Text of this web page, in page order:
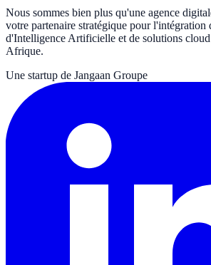
Nous sommes bien plus qu'une agence
votre partenaire stratégique pour l'intégration
d'Intelligence Artificielle et de solutions cloud
Afrique.
Une startup de Jangaan Groupe